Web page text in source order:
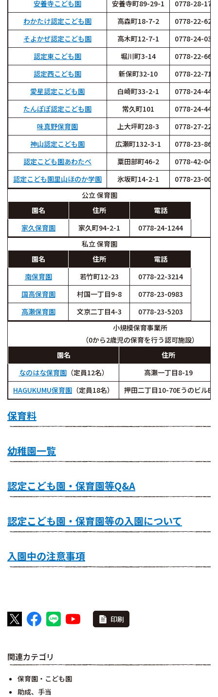
安養寺こども園
安養寺町89-29-1
0778-28-
わかたけ認定こども園
高森町18-7-2
0778-22-
そよかぜ認定こども園
高木町12-7-1
0778-24-
認定東こども園
堀川町3-14
0778-22-
認定西こども園
新保町32-10
0778-22-
愛星認定こども園
白崎町33-2-1
0778-24-
たんぽぽ認定こども園
常久町101
0778-24-
味真野保育園
上大坪町28-3
0778-27-
神山認定こども園
広瀬町132-3-1
0778-23-
認定こども園あわたべ
粟田部町46-2
0778-42-
認定こども園里山ほのか学園
氷坂町14-2-1
0778-23-
公立 保育園
園名
住所
電話
家久保育園
家久町94-2-1
0778-24-1244
私立 保育園
園名
住所
電話
南保育園
若竹町12-23
0778-22-3214
国高保育園
村国一丁目9-8
0778-23-0983
高瀬保育園
文京二丁目4-3
0778-23-5203
小規模保育事業所
（0から2歳児の保育を行う認可施設）
園名
住所
なのはな保育園（定員12名）
高瀬一丁目8-19
HAGUKUMU保育園 （定員18名） 押田二丁目10-70EうのビルB
保育料
幼稚園一覧
認定こども園・保育園等Q&A
認定こども園・保育園等の入園について
入園中の注意事項
印刷
関連カテゴリ
保育園・こども園
助成、手当